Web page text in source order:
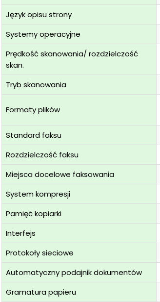
Język opisu strony
Systemy operacyjne
Prędkość skanowania/ rozdzielczość
skan.
Tryb skanowania
Formaty plików
Standard faksu
Rozdzielczość faksu
Miejsca docelowe faksowania
System kompresji
Pamięć kopiarki
Interfejs
Protokoły sieciowe
Automatyczny podajnik dokumentów
Gramatura papieru